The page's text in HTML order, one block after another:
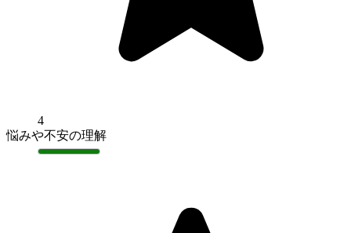
4
悩みや不安の理解